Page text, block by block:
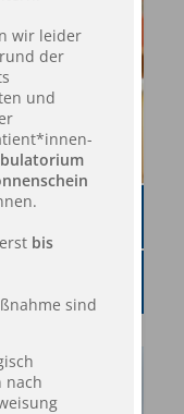
wir leider
der
und
bis
sind
nach